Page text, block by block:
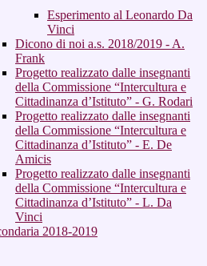
Esperimento al Leonardo Da
Vinci
Dicono di noi a.s. 2018/2019 - A.
Frank
Progetto realizzato dalle insegnanti
della Commissione “Intercultura e
Cittadinanza d’Istituto” - G. Rodari
Progetto realizzato dalle insegnanti
della Commissione “Intercultura e
Cittadinanza d’Istituto” - E. De
Amicis
Progetto realizzato dalle insegnanti
della Commissione “Intercultura e
Cittadinanza d’Istituto” - L. Da
Vinci
2018-2019